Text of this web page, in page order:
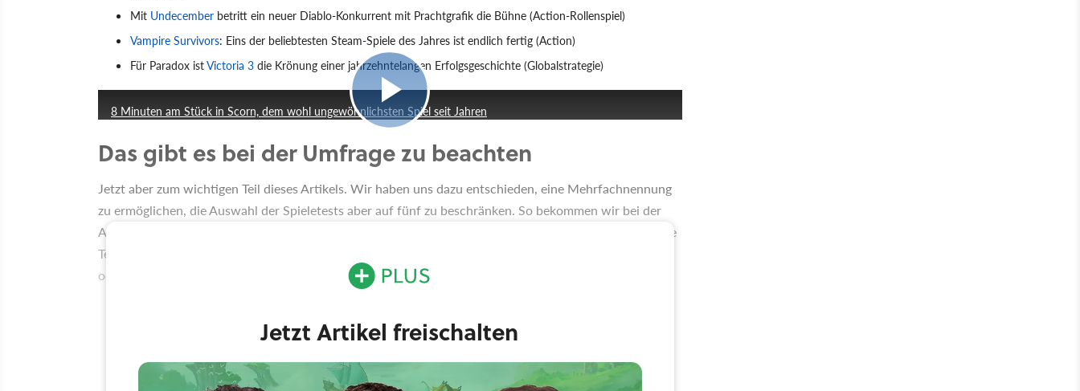
Mit Undecember betritt ein neuer Diablo-Konkurrent mit Prachtgrafik die Bühne (Action-Rollenspiel)
Vampire Survivors: Eins der beliebtesten Steam-Spiele des Jahres ist endlich fertig (Action)
Für Paradox istVictoria 3 die Krönung einer jahrzehntelangen Erfolgsgeschichte (Globalstrategie)
8 Minuten am Stück in Scorn, dem wohl ungewöhnlichsten Spiel seit Jahren
Das gibt es bei der Umfrage zu beachten
Jetzt aber zum wichtigen Teil dieses Artikels. Wir haben uns dazu entschieden, eine Mehrfachnennung
zu ermöglichen, die Auswahl der Spieletests aber auf fünf zu beschränken. So bekommen wir bei der
Auswertung der Umfrage ein besseres Stimmungsbild und ihr müsst euch wirklich entscheiden, welche
Tests ihr von allen am interessantesten findet. Ihr könnt aber natürlich auch nur zwei, vier, drei Spiele
oder lediglich eins auswählen.
Jetzt Artikel freischalten